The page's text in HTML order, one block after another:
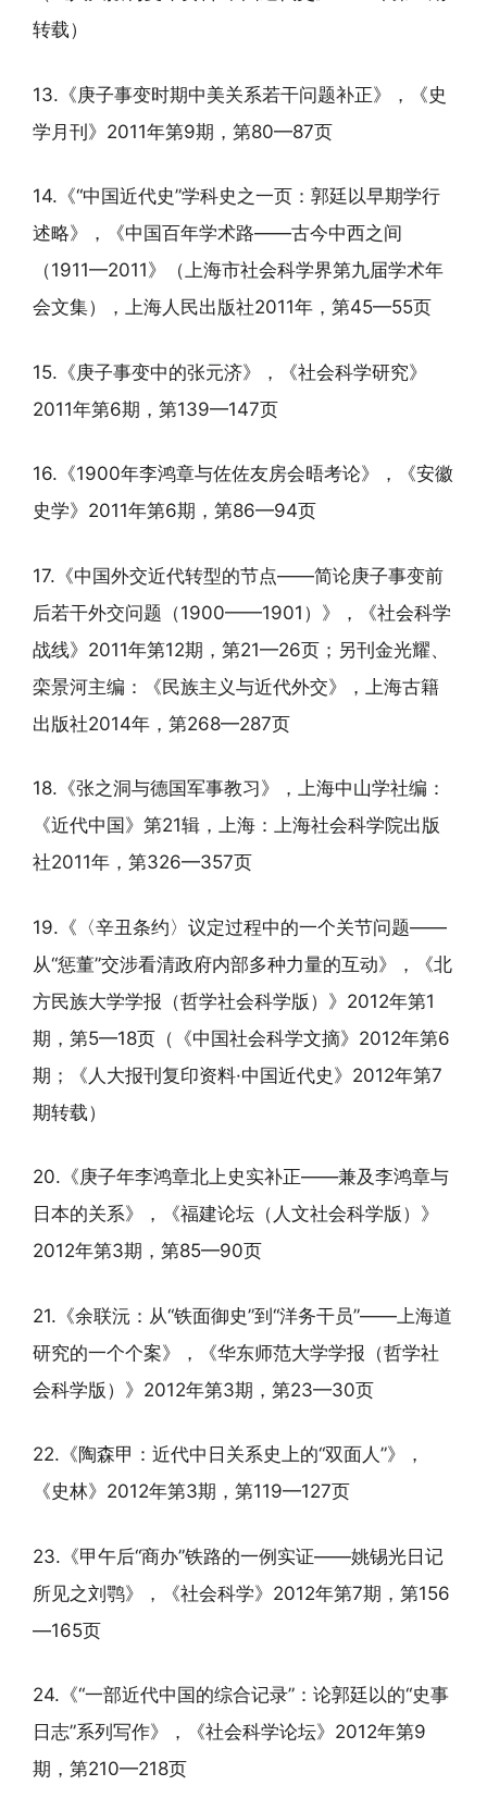
转载）
13.《庚子事变时期中美关系若干问题补正》，《史
学月刊》2011年第9期，第80—87页
14.《“中国近代史”学科史之一页：郭廷以早期学行
述略》，《中国百年学术路——古今中西之间
（1911—2011》（上海市社会科学界第九届学术年
会文集），上海人民出版社2011年，第45—55页
15.《庚子事变中的张元济》，《社会科学研究》
2011年第6期，第139—147页
16.《1900年李鸿章与佐佐友房会晤考论》，《安徽
史学》2011年第6期，第86—94页
17.《中国外交近代转型的节点——简论庚子事变前
后若干外交问题（1900——1901）》，《社会科学
战线》2011年第12期，第21—26页；另刊金光耀、
栾景河主编：《民族主义与近代外交》，上海古籍
出版社2014年，第268—287页
18.《张之洞与德国军事教习》，上海中山学社编：
《近代中国》第21辑，上海：上海社会科学院出版
社2011年，第326—357页
19.《〈辛丑条约〉议定过程中的一个关节问题——
从“惩董”交涉看清政府内部多种力量的互动》，《北
方民族大学学报（哲学社会科学版）》2012年第1
期，第5—18页（《中国社会科学文摘》2012年第6
期；《人大报刊复印资料·中国近代史》2012年第7
期转载）
20.《庚子年李鸿章北上史实补正——兼及李鸿章与
日本的关系》，《福建论坛（人文社会科学版）》
2012年第3期，第85—90页
21.《余联沅：从“铁面御史”到“洋务干员”——上海道
研究的一个个案》，《华东师范大学学报（哲学社
会科学版）》2012年第3期，第23—30页
22.《陶森甲：近代中日关系史上的“双面人”》，
《史林》2012年第3期，第119—127页
23.《甲午后“商办”铁路的一例实证——姚锡光日记
所见之刘鹗》，《社会科学》2012年第7期，第156
—165页
24.《“一部近代中国的综合记录”：论郭廷以的“史事
日志”系列写作》，《社会科学论坛》2012年第9
期，第210—218页